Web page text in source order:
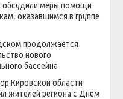
обсудили меры помощи
оказавшимся в группе
продолжается
нового
бассейна
Кировской области
жителей региона с Днём